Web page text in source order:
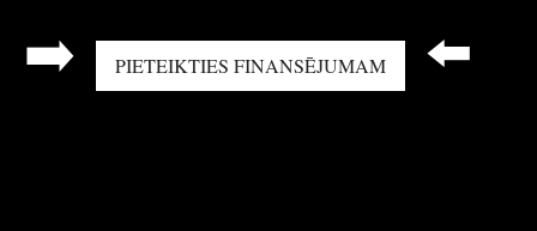
➡️
PIETEIKTIES FINANSĒJUMAM ⬅️